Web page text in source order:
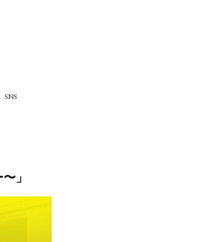
SNS
」